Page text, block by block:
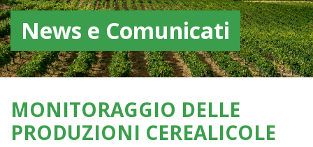
News e Comunicati
MONITORAGGIO DELLE
PRODUZIONI CEREALICOLE